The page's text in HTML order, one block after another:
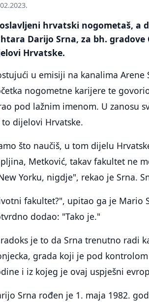
hrvatski nogometaš, a
Darijo Srna, za bh.
Hrvatske.
u emisiji na kanalima
nogometne karijere te
pod lažnim imenom. U zanosu
to dijelovi Hrvatske.
što naučiš, u tom dijelu
Metković, takav fakultet ne
Yorku, nigdje", rekao je Srna.
fakultet?", upitao ga je Mario
dodao: "Tako je."
je to da Srna trenutno radi
grada koji je pod
i iz kojeg je ovaj uspješni
Srna rođen je 1. maja 1982.